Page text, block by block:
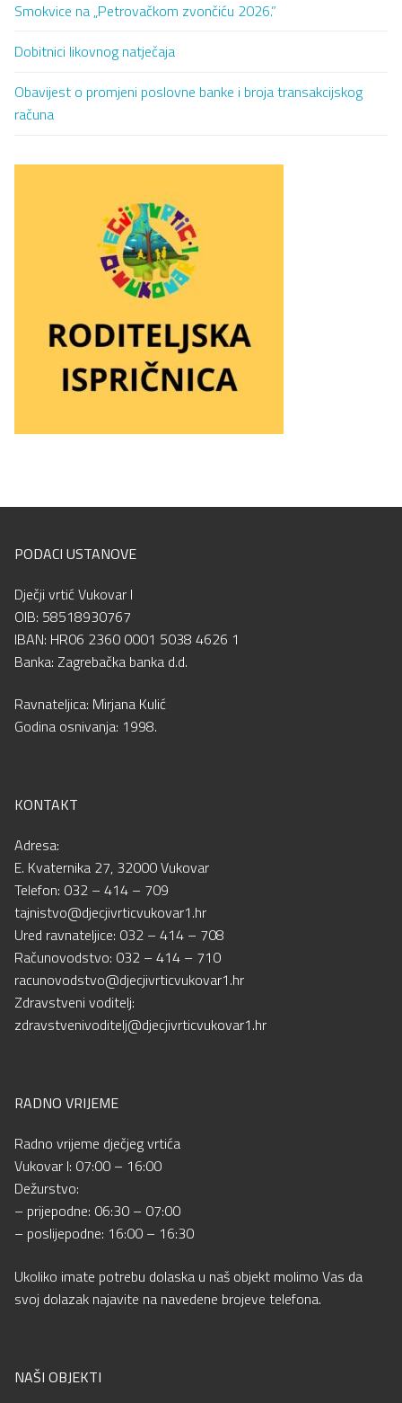
Smokvice na „Petrovačkom zvončiću 2026.”
Dobitnici likovnog natječaja
Obavijest o promjeni poslovne banke i broja transakcijskog
računa
PODACI USTANOVE
Dječji vrtić Vukovar I
OIB: 58518930767
IBAN: HR06 2360 0001 5038 4626 1
Banka: Zagrebačka banka d.d.
Ravnateljica: Mirjana Kulić
Godina osnivanja: 1998.
KONTAKT
Adresa:
E. Kvaternika 27, 32000 Vukovar
Telefon: 032 – 414 – 709
tajnistvo@djecjivrticvukovar1.hr
Ured ravnateljice: 032 – 414 – 708
Računovodstvo: 032 – 414 – 710
racunovodstvo@djecjivrticvukovar1.hr
Zdravstveni voditelj:
zdravstvenivoditelj@djecjivrticvukovar1.hr
RADNO VRIJEME
Radno vrijeme dječjeg vrtića
Vukovar I: 07:00 – 16:00
Dežurstvo:
– prijepodne: 06:30 – 07:00
– poslijepodne: 16:00 – 16:30
Ukoliko imate potrebu dolaska u naš objekt molimo Vas da
svoj dolazak najavite na navedene brojeve telefona.
NAŠI OBJEKTI